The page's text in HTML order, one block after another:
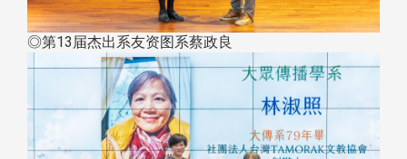
◎第13届杰出系友资图系蔡政良